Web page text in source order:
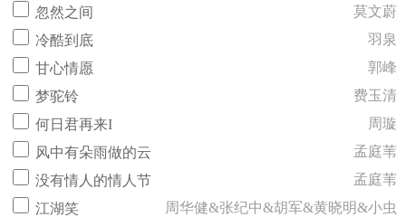
忽然之间
莫文蔚
冷酷到底
羽泉
甘心情愿
郭峰
梦驼铃
费玉清
何日君再来I
周璇
风中有朵雨做的云
孟庭苇
没有情人的情人节
孟庭苇
江湖笑
周华健&张纪中&胡军&黄晓明&小虫